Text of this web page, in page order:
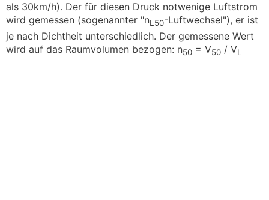
als 30km/h). Der für diesen Druck notwenige Luftstrom
wird gemessen (sogenannter "nL50-Luftwechsel"), er ist
je nach Dichtheit unterschiedlich. Der gemessene Wert
wird auf das Raumvolumen bezogen: n50 = V50 / VL